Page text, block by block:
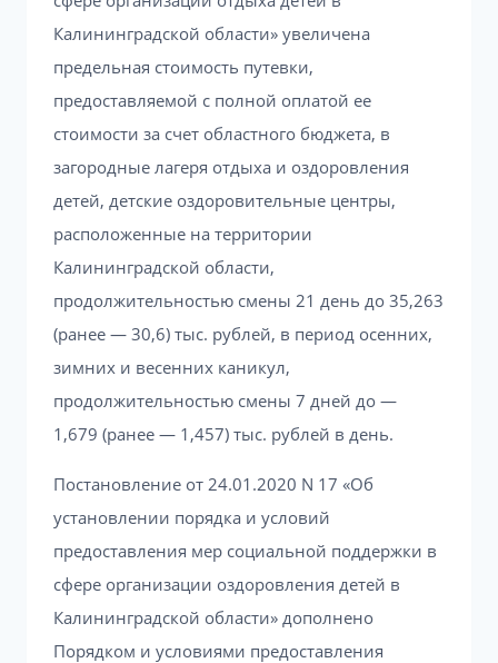
Калининградской области» увеличена
предельная стоимость путевки,
предоставляемой с полной оплатой ее
стоимости за счет областного бюджета, в
загородные лагеря отдыха и оздоровления
детей, детские оздоровительные центры,
расположенные на территории
Калининградской области,
продолжительностью смены 21 день до 35,263
(ранее — 30,6) тыс. рублей, в период осенних,
зимних и весенних каникул,
продолжительностью смены 7 дней до —
1,679 (ранее — 1,457) тыс. рублей в день.
Постановление от 24.01.2020 N 17 «Об
установлении порядка и условий
предоставления мер социальной поддержки в
сфере организации оздоровления детей в
Калининградской области» дополнено
Порядком и условиями предоставления